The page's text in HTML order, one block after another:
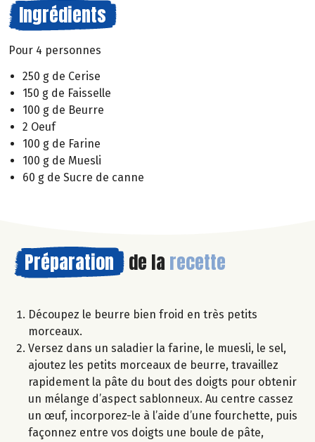
Ingrédients
Pour 4 personnes
250 g de Cerise
150 g de Faisselle
100 g de Beurre
2 Oeuf
100 g de Farine
100 g de Muesli
60 g de Sucre de canne
Préparation de la recette
Découpez le beurre bien froid en très petits
morceaux.
Versez dans un saladier la farine, le muesli, le sel,
ajoutez les petits morceaux de beurre, travaillez
rapidement la pâte du bout des doigts pour obtenir
un mélange d’aspect sablonneux. Au centre cassez
un œuf, incorporez-le à l’aide d’une fourchette, puis
façonnez entre vos doigts une boule de pâte,